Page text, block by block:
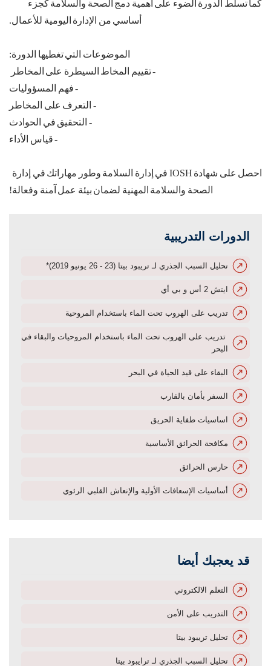
الدورات التدريبية
تحليل السبب الجذري لـ تريبود بيتا (23 - 26 يونيو 2019)*
ايتش 2 أس و بي أي
تدريب على الهروب تحت الماء باستخدام المروحية
تدريب على الهروب تحت الماء باستخدام المروحيات والبقاء في
البحر
البقاء على قيد الحياة في البحر
السفر بأمان بالقارب
اساسيات طفاية الحريق
مكافحة الحرائق الأساسية
حارس الحرائق
أساسيات الإسعافات الأولية والإنعاش القلبي الرئوي
قد يعجبك أيضا
التعلم الالكتروني
التدريب على الأمن
تحليل تريبود بيتا
تحليل السبب الجذري لـ ترايبود بيتا
كما تسلط الدورة الضوء على أهمية دمج الصحة والسلامة كجزء
أساسي من الإدارة اليومية للأعمال.
الموضوعات التي تغطيها الدورة:
-تقييم المخاط السيطرة على المخاطر
-فهم المسؤوليات
- التعرف على المخاطر
- التحقيق في الحوادث
-قياس الأداء
احصل على شهادة IOSH في إدارة السلامة وطور مهاراتك في إدارة
الصحة والسلامة المهنية لضمان بيئة عمل آمنة وفعالة!